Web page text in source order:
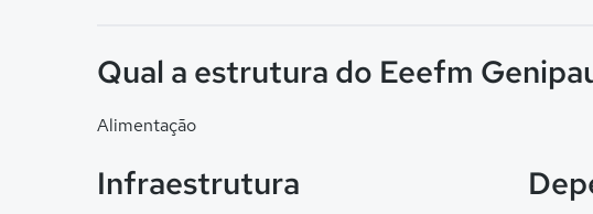
Qual a estrutura do Eeefm
Alimentação
Infraestrutura